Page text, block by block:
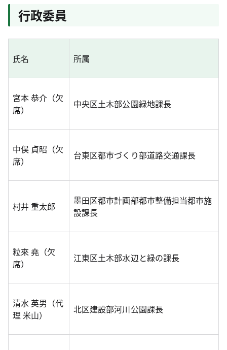
行政委員
氏名 所属
宮本 恭介（欠
席）
中央区土木部公園緑地課長
中俣 貞昭（欠
席）
台東区都市づくり部道路交通課長
村井 重太郎
墨田区都市計画部都市整備担当都市施
設課長
粒來 堯（欠
席）
江東区土木部水辺と緑の課長
清水 英男（代
理 米山）
北区建設部河川公園課長